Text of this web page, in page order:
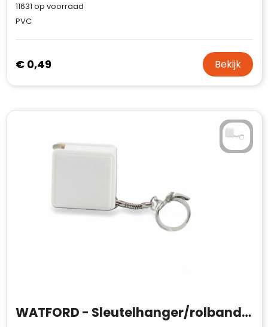
MyKit
Ocean Bottle
Parker
11631 op voorraad
PVC
€ 0,49 Bekijk
WATFORD - Sleutelhanger/rolbandmaat 1 m